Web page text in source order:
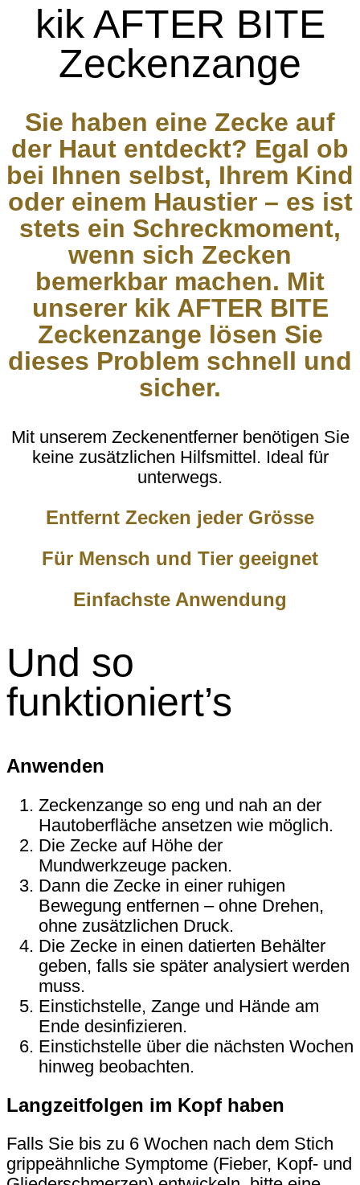
kik AFTER BITE
Zeckenzange
Sie haben eine Zecke auf
der Haut entdeckt? Egal ob
bei Ihnen selbst, Ihrem Kind
oder einem Haustier – es ist
stets ein Schreckmoment,
wenn sich Zecken
bemerkbar machen. Mit
unserer kik AFTER BITE
Zeckenzange lösen Sie
dieses Problem schnell und
sicher.
Mit unserem Zeckenentferner benötigen Sie
keine zusätzlichen Hilfsmittel. Ideal für
unterwegs.
Entfernt Zecken jeder Grösse
Für Mensch und Tier geeignet
Einfachste Anwendung
Und so
funktioniert’s
Anwenden
Zeckenzange so eng und nah an der
Hautoberfläche ansetzen wie möglich.
Die Zecke auf Höhe der
Mundwerkzeuge packen.
Dann die Zecke in einer ruhigen
Bewegung entfernen – ohne Drehen,
ohne zusätzlichen Druck.
Die Zecke in einen datierten Behälter
geben, falls sie später analysiert werden
muss.
Einstichstelle, Zange und Hände am
Ende desinfizieren.
Einstichstelle über die nächsten Wochen
hinweg beobachten.
Langzeitfolgen im Kopf haben
Falls Sie bis zu 6 Wochen nach dem Stich
grippeähnliche Symptome (Fieber, Kopf- und